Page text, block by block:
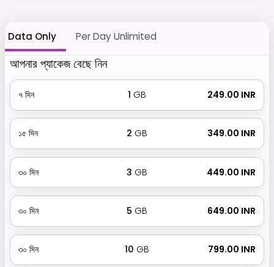
Data Only Per Day Unlimited
আপনার প্যাকেজ বেছে নিন
৭ দিন 1 GB ₹ 249.00 INR
১৫ দিন 2 GB ₹ 349.00 INR
৩০ দিন 3 GB ₹ 449.00 INR
৩০ দিন 5 GB ₹ 649.00 INR
৩০ দিন 10 GB ₹ 799.00 INR